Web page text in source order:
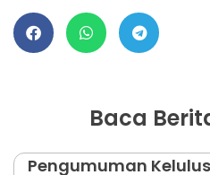
Baca
Pengumuman